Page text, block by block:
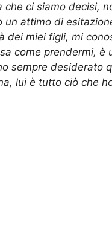
che ci siamo decisi,
un attimo di
dei miei figli, mi
come prendermi, è
sempre desiderato
lui è tutto ciò che